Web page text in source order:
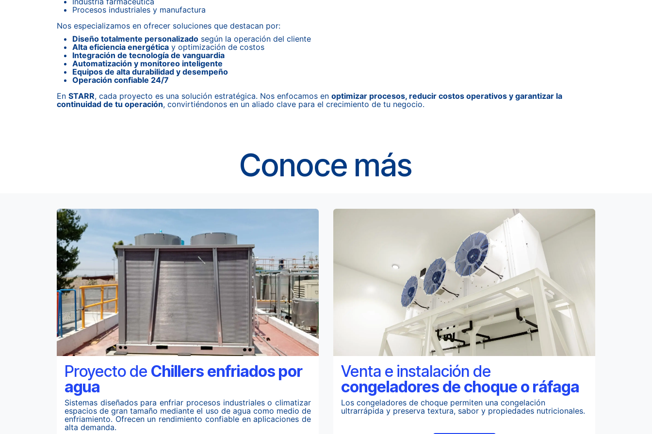
Procesos industriales y manufactura
Nos especializamos en ofrecer soluciones que destacan por:
Diseño totalmente personalizado según la operación del cliente
Alta eficiencia energética y optimización de costos
Integración de tecnología de vanguardia
Automatización y monitoreo inteligente
Equipos de alta durabilidad y desempeño
Operación confiable 24/7
En STARR, cada proyecto es una solución estratégica. Nos enfocamos en optimizar procesos, reducir costos operativos y garantizar la
continuidad de tu operación, convirtiéndonos en un aliado clave para el crecimiento de tu negocio.
Conoce más
Proyecto de Chillers enfriados por
agua
Sistemas diseñados para enfriar procesos industriales o climatizar
espacios de gran tamaño mediante el uso de agua como medio de
enfriamiento. Ofrecen un rendimiento confiable en aplicaciones de
alta demanda.
Venta e instalación de
congeladores de​ choque o ráfaga
Los congeladores de choque permiten una congelación
ultrarrápida y preserva textura, sabor y propiedades nutricionales.